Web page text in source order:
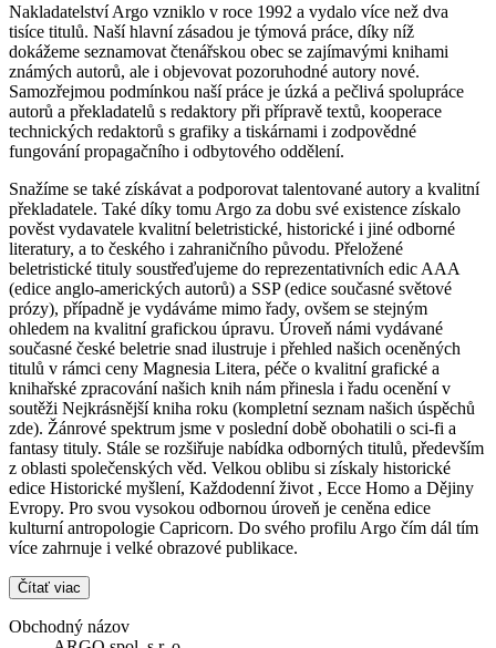
Nakladatelství Argo vzniklo v roce 1992 a vydalo více než dva
tisíce titulů. Naší hlavní zásadou je týmová práce, díky níž
dokážeme seznamovat čtenářskou obec se zajímavými knihami
známých autorů, ale i objevovat pozoruhodné autory nové.
Samozřejmou podmínkou naší práce je úzká a pečlivá spolupráce
autorů a překladatelů s redaktory při přípravě textů, kooperace
technických redaktorů s grafiky a tiskárnami i zodpovědné
fungování propagačního i odbytového oddělení.
Snažíme se také získávat a podporovat talentované autory a kvalitní
překladatele. Také díky tomu Argo za dobu své existence získalo
pověst vydavatele kvalitní beletristické, historické i jiné odborné
literatury, a to českého i zahraničního původu. Přeložené
beletristické tituly soustřeďujeme do reprezentativních edic AAA
(edice anglo-amerických autorů) a SSP (edice současné světové
prózy), případně je vydáváme mimo řady, ovšem se stejným
ohledem na kvalitní grafickou úpravu. Úroveň námi vydávané
současné české beletrie snad ilustruje i přehled našich oceněných
titulů v rámci ceny Magnesia Litera, péče o kvalitní grafické a
knihařské zpracování našich knih nám přinesla i řadu ocenění v
soutěži Nejkrásnější kniha roku (kompletní seznam našich úspěchů
zde). Žánrové spektrum jsme v poslední době obohatili o sci-fi a
fantasy tituly. Stále se rozšiřuje nabídka odborných titulů, především
z oblasti společenských věd. Velkou oblibu si získaly historické
edice Historické myšlení, Každodenní život , Ecce Homo a Dějiny
Evropy. Pro svou vysokou odbornou úroveň je ceněna edice
kulturní antropologie Capricorn. Do svého profilu Argo čím dál tím
více zahrnuje i velké obrazové publikace.
Čítať viac
Obchodný názov